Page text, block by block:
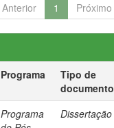
Anterior 1 Próximo
Programa
Tipo de
documento
Programa
Dissertação